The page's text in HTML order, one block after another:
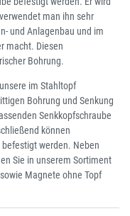
man ihn sehr
und Anlagenbau und im
macht. Diesen
Bohrung.
im Stahltopf
Bohrung und Senkung
Senkkopfschraube
können
werden. Neben
Sie in unserem Sortiment
Magnete ohne Topf